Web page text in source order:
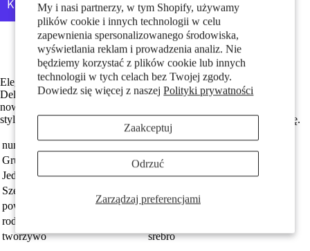
My i nasi partnerzy, w tym Shopify, używamy
plików cookie i innych technologii w celu
zapewnienia spersonalizowanego środowiska,
wyświetlania reklam i prowadzenia analiz. Nie
będziemy korzystać z plików cookie lub innych
technologii w tych celach bez Twojej zgody.
Dowiedz się więcej z naszejPolityki prywatności
Zarządzaj preferencjami
Zaakceptuj
Odrzuć
Więcej opcji płatności
Srebro próby 925 z próbą 925
Eleganckie, damskie kolczyki przeciągane wykonane ze srebra.
Delikatny łańcuszek oraz subtelny, wydłużony element tworzą
nowoczesny i stylowy dodatek do codziennych i wieczorowych
stylizacji. Lekkie i komfortowe w noszeniu, idealne na każdą okazję.
numer zamówienia
212296
Grupa docelowa
damski
Jednostka
Para
Szerokość
powłoka
rodowany
rodzaj biżuterii
tworzywo
srebro